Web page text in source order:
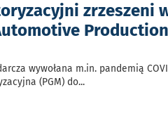
zrzeszeni
wywołana m.in. pandemią
(PGM) do...